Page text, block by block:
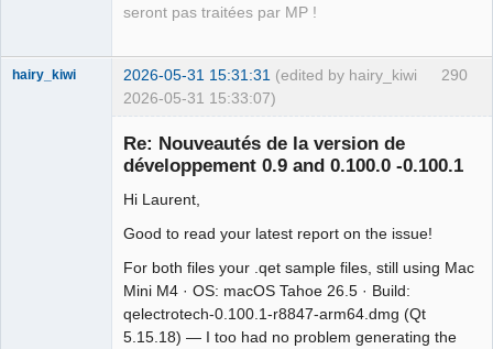
seront pas traitées par MP !
290
hairy_kiwi 2026-05-31 15:31:31 (edited by hairy_kiwi
2026-05-31 15:33:07)
Re: Nouveautés de la version de
développement 0.9 and 0.100.0 -0.100.1
Hi Laurent,
Good to read your latest report on the issue!
For both files your .qet sample files, still using Mac
Mini M4 · OS: macOS Tahoe 26.5 · Build:
qelectrotech-0.100.1-r8847-arm64.dmg (Qt
5.15.18) — I too had no problem generating the